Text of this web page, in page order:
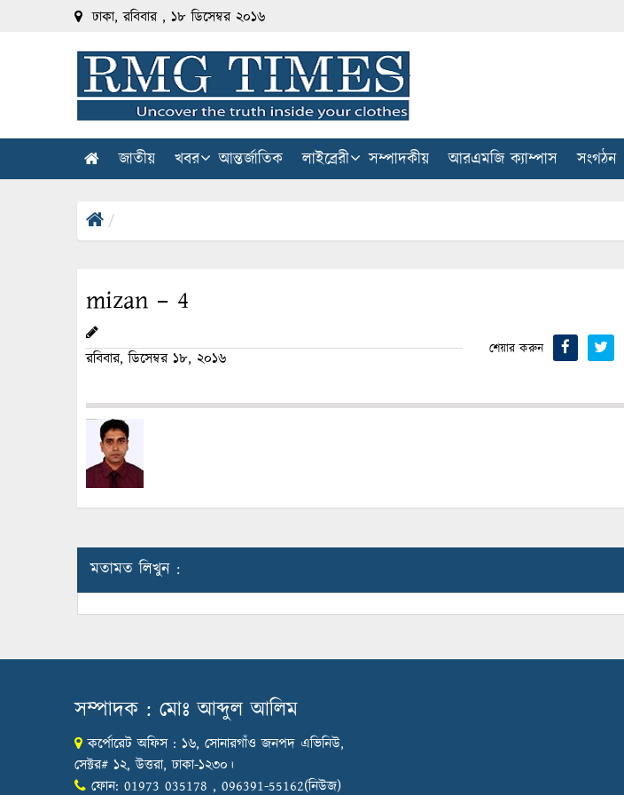
ঢাকা, রবিবার , ১৮ ডিসেম্বর ২০১৬
জাতীয় খবর আন্তর্জাতিক লাইব্রেরী সম্পাদকীয় আরএমজি ক্যাম্পাস সংগঠন
mizan – 4
রবিবার, ডিসেম্বর ১৮, ২০১৬ শেয়ার করুন
মতামত লিখুন :
সম্পাদক : মোঃ আব্দুল আলিম
কর্পোরেট অফিস : ১৬, সোনারগাঁও জনপদ এভিনিউ,
সেক্টর# ১২, উত্তরা, ঢাকা-১২৩০।
ফোন: 01973 035178 , 096391-55162(নিউজ)